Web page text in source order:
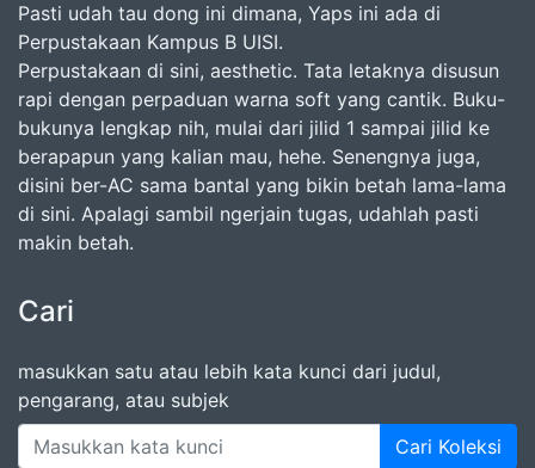
Pasti udah tau dong ini dimana, Yaps ini ada di
Perpustakaan Kampus B UISI.
Perpustakaan di sini, aesthetic. Tata letaknya disusun
rapi dengan perpaduan warna soft yang cantik. Buku-
bukunya lengkap nih, mulai dari jilid 1 sampai jilid ke
berapapun yang kalian mau, hehe. Senengnya juga,
disini ber-AC sama bantal yang bikin betah lama-lama
di sini. Apalagi sambil ngerjain tugas, udahlah pasti
makin betah.
Cari
masukkan satu atau lebih kata kunci dari judul,
pengarang, atau subjek
Cari Koleksi